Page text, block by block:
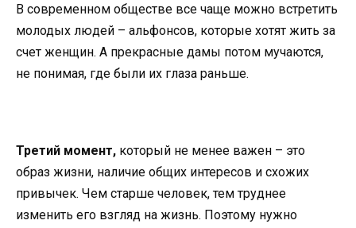
В современном обществе все чаще можно встретить
молодых людей – альфонсов, которые хотят жить за
счет женщин. А прекрасные дамы потом мучаются,
не понимая, где были их глаза раньше.
Третий момент, который не менее важен – это
образ жизни, наличие общих интересов и схожих
привычек. Чем старше человек, тем труднее
изменить его взгляд на жизнь. Поэтому нужно